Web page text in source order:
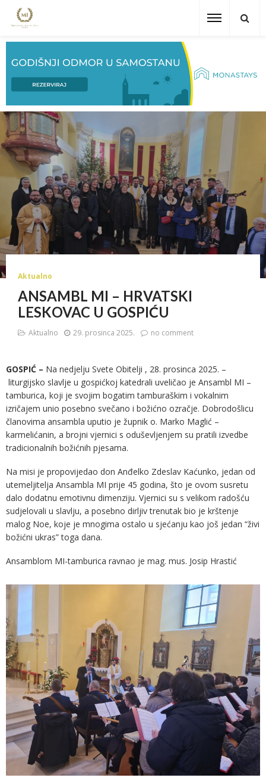
Aktualno
ANSAMBL MI – HRVATSKI
LESKOVAC U GOSPIĆU
Aktualno 29. prosinca 2025. no comment
GOSPIĆ – Na nedjelju Svete Obitelji , 28. prosinca 2025. –
liturgijsko slavlje u gospićkoj katedrali uveličao je Ansambl MI –
tamburica, koji je svojim bogatim tamburaškim i vokalnim
izričajem unio posebno svečano i božićno ozračje. Dobrodošlicu
članovima ansambla uputio je župnik o. Marko Maglić –
karmelićanin, a brojni vjernici s oduševljenjem su pratili izvedbe
tradicionalnih božićnih pjesama.
Na misi je propovijedao don Anđelko Zdeslav Kaćunko, jedan od
utemeljitelja Ansambla MI prije 45 godina, što je ovom susretu
dalo dodatnu emotivnu dimenziju. Vjernici su s velikom radošću
sudjelovali u slavlju, a posebno dirljiv trenutak bio je krštenje
malog Noe, koje je mnogima ostalo u sjećanju kao još jedan “živi
božićni ukras” toga dana.
Ansamblom MI-tamburica ravnao je mag. mus. Josip Hrastić